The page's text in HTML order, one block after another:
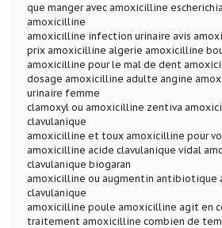
que manger avec amoxicilline
amoxicilline
amoxicilline infection urinaire avis
prix amoxicilline algerie amoxicilline
amoxicilline pour le mal de dent
dosage amoxicilline adulte angine
urinaire femme
clamoxyl ou amoxicilline zentiva
clavulanique
amoxicilline et toux amoxicilline pour
amoxicilline acide clavulanique vidal
clavulanique biogaran
amoxicilline ou augmentin antibiotique
clavulanique
amoxicilline poule amoxicilline agit en
traitement amoxicilline combien de